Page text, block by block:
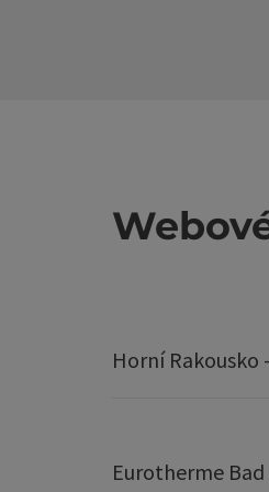
Horní Rakousko
Eurotherme